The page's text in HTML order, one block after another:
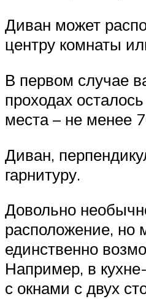
Диван может
центру комнаты
В первом случае
проходах
места – не менее
Диван,
гарнитуру.
Довольно
расположение, но
единственно
Например, в
с окнами с двух